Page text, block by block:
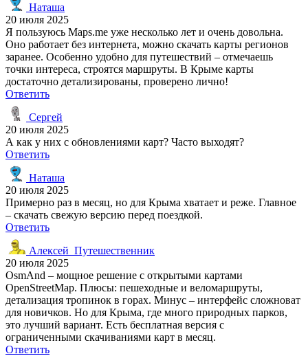
Наташа
20 июля 2025
Я пользуюсь Maps.me уже несколько лет и очень довольна.
Оно работает без интернета, можно скачать карты регионов
заранее. Особенно удобно для путешествий – отмечаешь
точки интереса, строятся маршруты. В Крыме карты
достаточно детализированы, проверено лично!
Ответить
Сергей
20 июля 2025
А как у них с обновлениями карт? Часто выходят?
Ответить
Наташа
20 июля 2025
Примерно раз в месяц, но для Крыма хватает и реже. Главное
– скачать свежую версию перед поездкой.
Ответить
Алексей_Путешественник
20 июля 2025
OsmAnd – мощное решение с открытыми картами
OpenStreetMap. Плюсы: пешеходные и веломаршруты,
детализация тропинок в горах. Минус – интерфейс сложноват
для новичков. Но для Крыма, где много природных парков,
это лучший вариант. Есть бесплатная версия с
ограниченными скачиваниями карт в месяц.
Ответить